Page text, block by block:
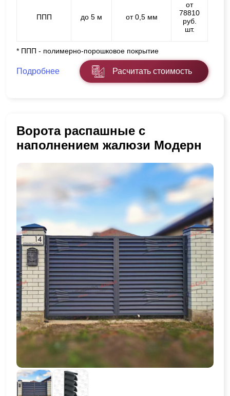
ППП до 5 м от 0,5 мм
от
78810
руб.
шт.
* ППП - полимерно-порошковое покрытие
Подробнее Расчитать стоимость
Ворота распашные с
наполнением жалюзи Модерн